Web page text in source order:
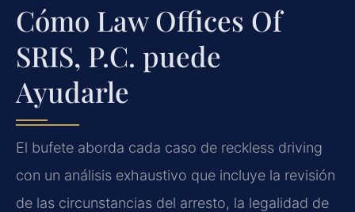
Cómo Law Offices Of
SRIS, P.C. puede
Ayudarle
El bufete aborda cada caso de reckless driving
con un análisis exhaustivo que incluye la revisión
de las circunstancias del arresto, la legalidad de